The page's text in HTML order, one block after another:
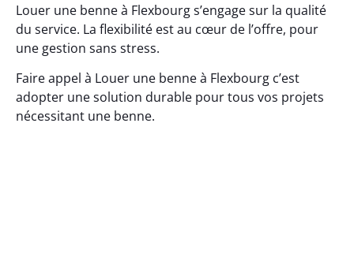
Louer une benne à Flexbourg s’engage sur la qualité
du service. La flexibilité est au cœur de l’offre, pour
une gestion sans stress.
Faire appel à Louer une benne à Flexbourg c’est
adopter une solution durable pour tous vos projets
nécessitant une benne.